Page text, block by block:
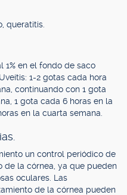
queratitis.
1% en el fondo de saco
1-2 gotas cada hora
continuando con 1 gota
1 gota cada 6 horas en la
en la cuarta semana.
un control periódico de
de la córnea, ya que pueden
oculares. Las
de la córnea pueden